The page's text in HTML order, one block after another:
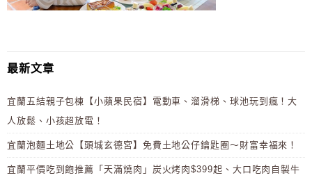
最新文章
宜蘭五結親子包棟【小蘋果民宿】電動車、溜滑梯、球池玩到瘋！大
人放鬆、小孩超放電！
宜蘭泡麵土地公【頭城玄德宮】免費土地公仔鑰匙圈～財富幸福來！
宜蘭平價吃到飽推薦「天滿燒肉」炭火烤肉$399起、大口吃肉自製牛